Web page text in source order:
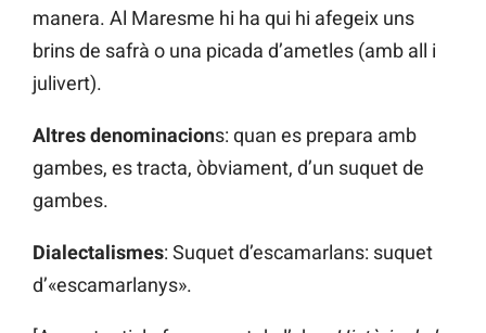
manera. Al Maresme hi ha qui hi afegeix uns
brins de safrà o una picada d’ametles (amb all i
julivert).
Altres denominacions: quan es prepara amb
gambes, es tracta, òbviament, d’un suquet de
gambes.
Dialectalismes: Suquet d’escamarlans: suquet
d’«escamarlanys».